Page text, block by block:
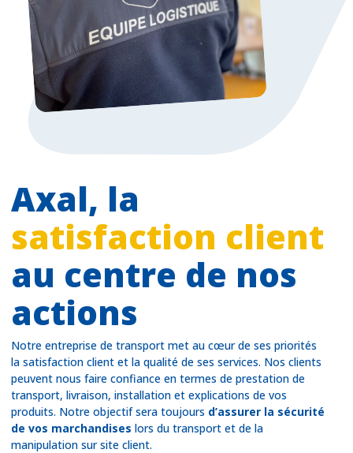
Axal, la
satisfaction client
au centre de nos
actions
Notre entreprise de transport met au cœur de ses priorités
la satisfaction client et la qualité de ses services. Nos clients
peuvent nous faire confiance en termes de prestation de
transport, livraison, installation et explications de vos
produits. Notre objectif sera toujours d’assurer la sécurité
de vos marchandises lors du transport et de la
manipulation sur site client.